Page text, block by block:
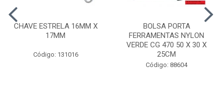
CHAVE ESTRELA 16MM X
17MM
Código: 131016
BOLSA PORTA
FERRAMENTAS NYLON
VERDE CG 470 50 X 30 X
25CM
Código: 88604